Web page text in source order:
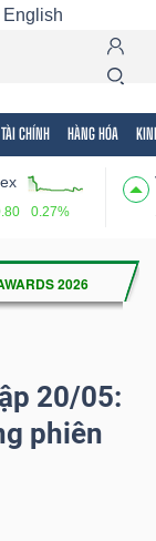
English
TÀI CHÍNH HÀNG HÓA
0.27%
20/05:
phiên
khoán